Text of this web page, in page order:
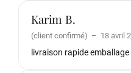
Karim B.
(client confirmé) – 18 avril
livraison rapide